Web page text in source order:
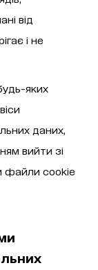
від
і не
яких
даних,
вийти зі
файли cookie